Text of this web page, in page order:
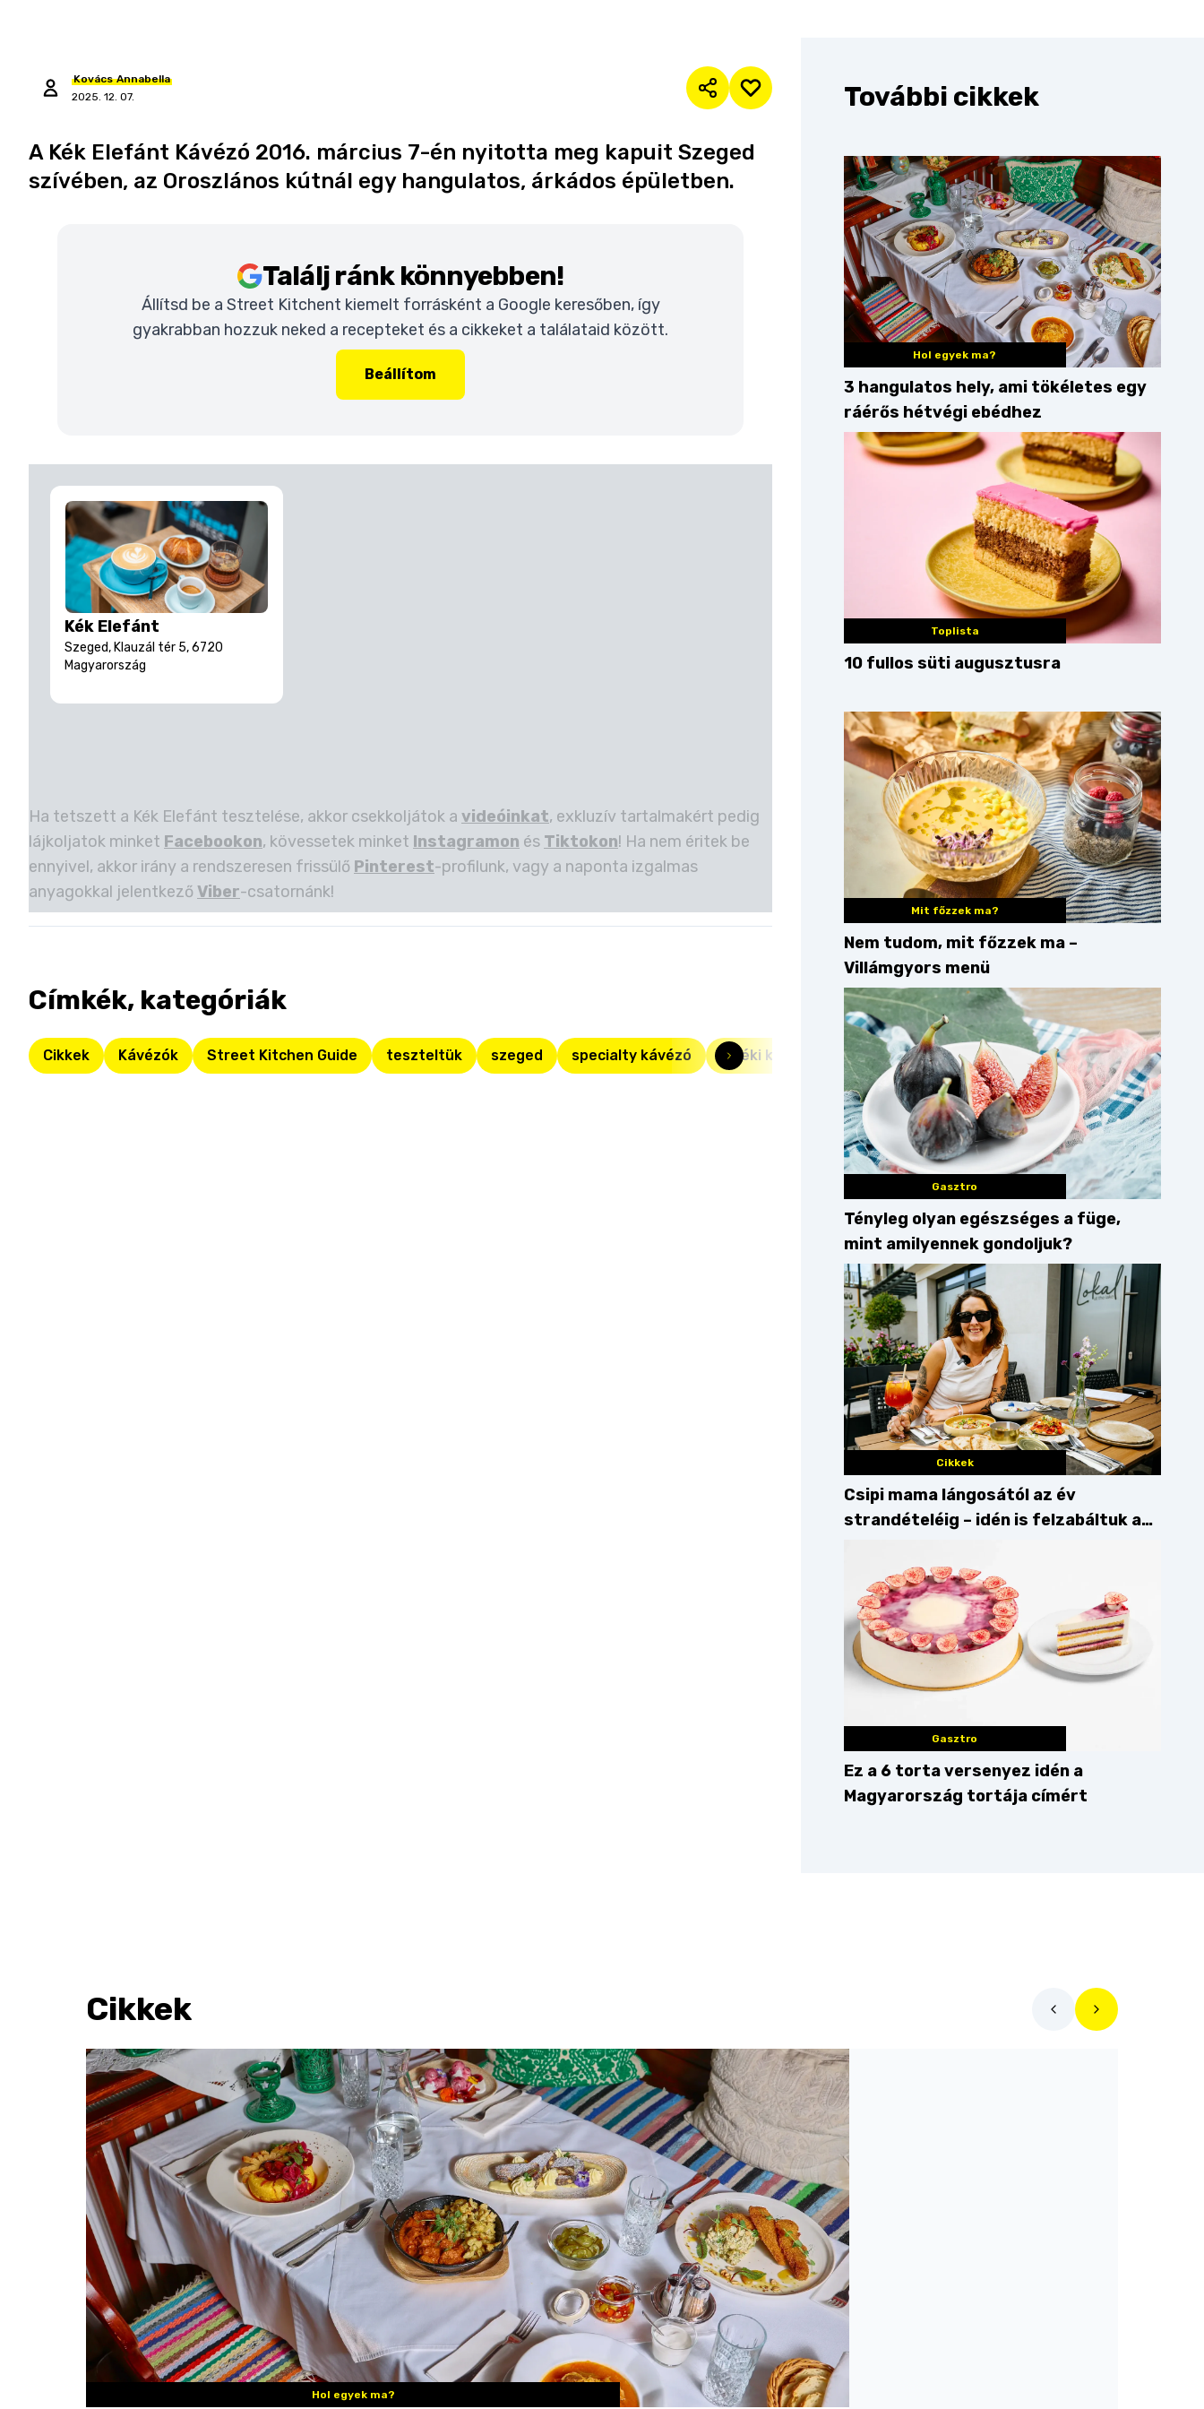
Kovács Annabella
2025. 12. 07.
A Kék Elefánt Kávézó 2016. március 7-én nyitotta meg kapuit Szeged
szívében, az Oroszlános kútnál egy hangulatos, árkádos épületben.
Találj ránk könnyebben!
Állítsd be a Street Kitchent kiemelt forrásként a Google keresőben, így
gyakrabban hozzuk neked a recepteket és a cikkeket a találataid között.
Beállítom
Kék Elefánt
Szeged, Klauzál tér 5, 6720
Magyarország
Ha tetszett a Kék Elefánt tesztelése, akkor csekkoljátok a videóinkat, exkluzív tartalmakért pedig
lájkoljatok minket Facebookon, kövessetek minket Instagramon és Tiktokon! Ha nem éritek be
ennyivel, akkor irány a rendszeresen frissülő Pinterest-profilunk, vagy a naponta izgalmas
anyagokkal jelentkező Viber-csatornánk!
Címkék, kategóriák
Cikkek Kávézók Street Kitchen Guide teszteltük szeged specialty kávézó vidéki kávézó
További cikkek
Hol egyek ma?
3 hangulatos hely, ami tökéletes egy
ráérős hétvégi ebédhez
Toplista
10 fullos süti augusztusra
Mit főzzek ma?
Nem tudom, mit főzzek ma –
Villámgyors menü
Gasztro
Tényleg olyan egészséges a füge,
mint amilyennek gondoljuk?
Cikkek
Csipi mama lángosától az év
strandételéig – idén is felzabáltuk a
Gasztro
Ez a 6 torta versenyez idén a
Magyarország tortája címért
Cikkek
Hol egyek ma?